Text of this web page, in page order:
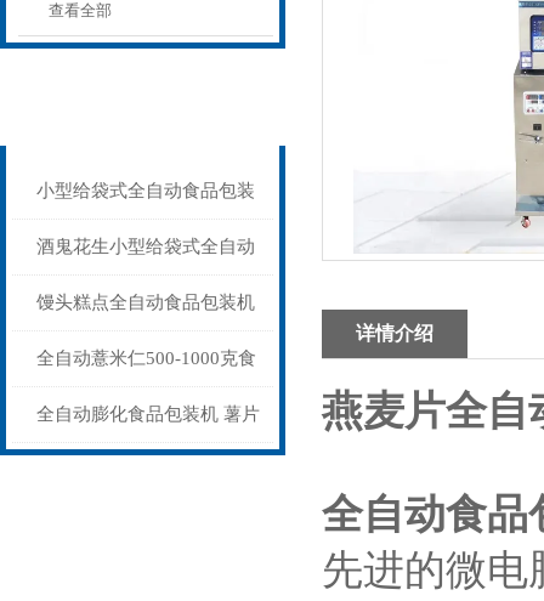
查看全部
小型给袋式全自动食品包装
机100-1000克
酒鬼花生小型给袋式全自动
食品包装机定制
馒头糕点全自动食品包装机
可充氮气
全自动薏米仁500-1000克食
品包装机设备
全自动膨化食品包装机 薯片
详情介绍
燕麦片全自
全自动食品
先进的微电